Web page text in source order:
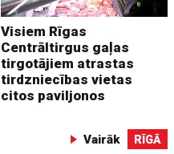
Visiem Rīgas
Centrāltirgus gaļas
tirgotājiem atrastas
tirdzniecības vietas
citos paviljonos
Vairāk RĪGĀ